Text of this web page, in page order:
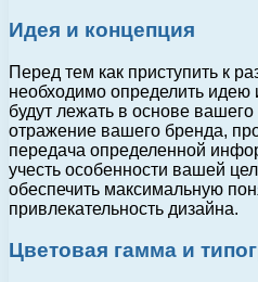
Идея и концепция
Перед тем как приступить к
необходимо определить идею
будут лежать в основе
отражение вашего бренда,
передача определенной
учесть особенности вашей
обеспечить максимальную
привлекательность дизайна.
Цветовая гамма и